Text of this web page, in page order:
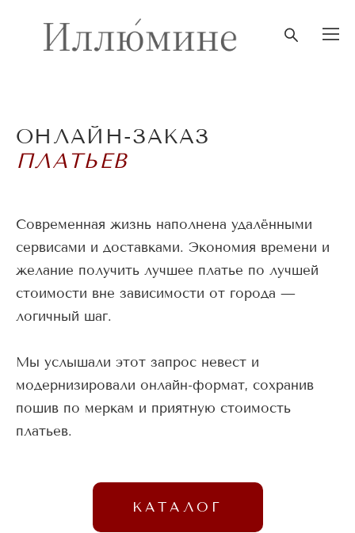
ОНЛАЙН-ЗАКАЗ
ПЛАТЬЕВ
Современная жизнь наполнена удалёнными
сервисами и доставками. Экономия времени и
желание получить лучшее платье по лучшей
стоимости вне зависимости от города —
логичный шаг.
Мы услышали этот запрос невест и
модернизировали онлайн-формат, сохранив
пошив по меркам и приятную стоимость
платьев.
КАТАЛОГ